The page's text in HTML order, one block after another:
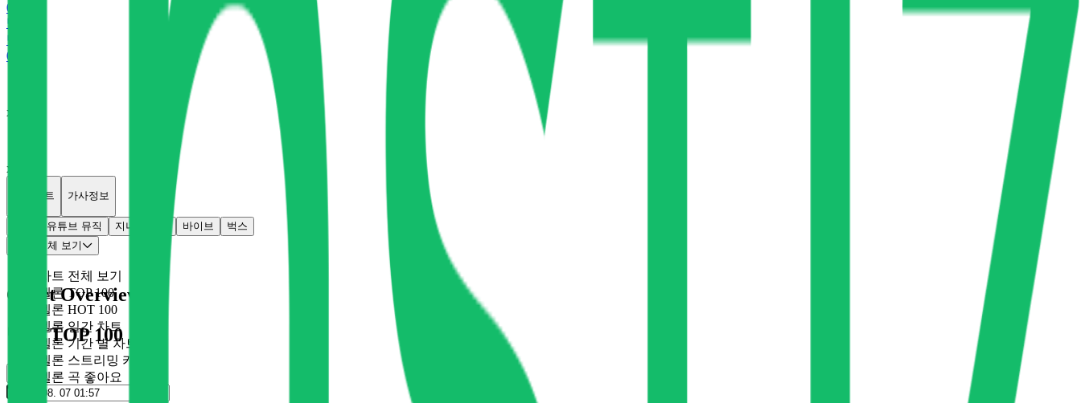
0
벅
벅스
0
x
x
개별차트 가사정보
유튜브 뮤직 지니 바이브
벅스
차트 전체 보기
차트 전체 보기
멜론 TOP 100
멜론 HOT 100
멜론 일간 차트
멜론 기간 별 차트
멜론 스트리밍 카드
멜론 곡 좋아요
Chart Overview
멜론 TOP 100